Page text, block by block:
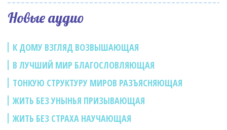
Новые аудио
К ДОМУ ВЗГЛЯД ВОЗВЫШАЮЩАЯ
В ЛУЧШИЙ МИР БЛАГОСЛОВЛЯЮЩАЯ
ТОНКУЮ СТРУКТУРУ МИРОВ РАЗЪЯСНЯЮЩАЯ
ЖИТЬ БЕЗ УНЫНЬЯ ПРИЗЫВАЮЩАЯ
ЖИТЬ БЕЗ СТРАХА НАУЧАЮЩАЯ